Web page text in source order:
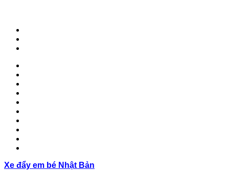
Xe đẩy em bé Nhật Bản